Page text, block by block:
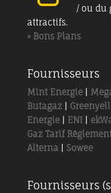
/ ou du
attractifs.
» Bons Plans
Fournisseurs
Mint Energie|
Butagaz|
Energie| ENI|
Gaz Tarif
Alterna
Sowee
Fournisseurs